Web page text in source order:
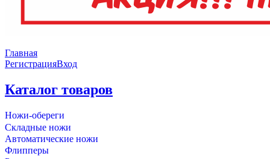
Главная
РегистрацияВход
Каталог товаров
Ножи-обереги
Складные ножи
Автоматические ножи
Флипперы